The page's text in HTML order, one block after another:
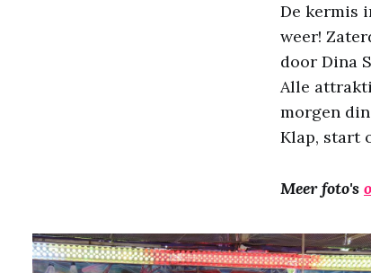
De kermis
weer!
door Dina
Alle
morgen
Klap, start
Meer foto's